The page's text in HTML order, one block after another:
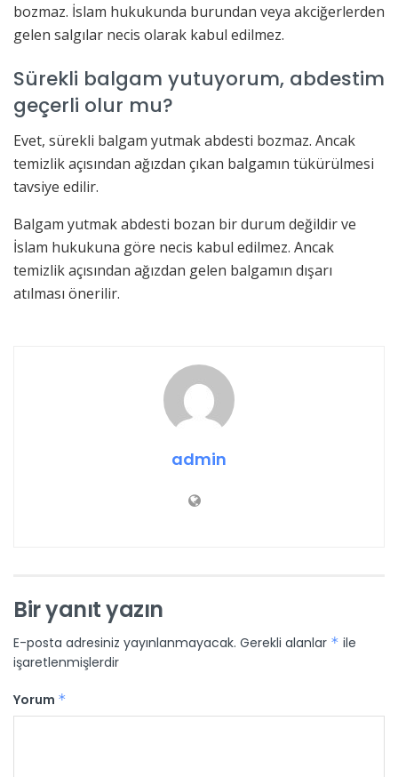
bozmaz. İslam hukukunda burundan veya akciğerlerden
gelen salgılar necis olarak kabul edilmez.
Sürekli balgam yutuyorum, abdestim
geçerli olur mu?
Evet, sürekli balgam yutmak abdesti bozmaz. Ancak
temizlik açısından ağızdan çıkan balgamın tükürülmesi
tavsiye edilir.
Balgam yutmak abdesti bozan bir durum değildir ve
İslam hukukuna göre necis kabul edilmez. Ancak
temizlik açısından ağızdan gelen balgamın dışarı
atılması önerilir.
admin
Bir yanıt yazın
E-posta adresiniz yayınlanmayacak. Gerekli alanlar * ile
işaretlenmişlerdir
Yorum *